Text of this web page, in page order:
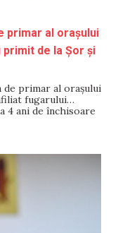
primar al orașului
primit de la Șor și
de primar al orașului
fugarului
4 ani de închisoare
Sentința a